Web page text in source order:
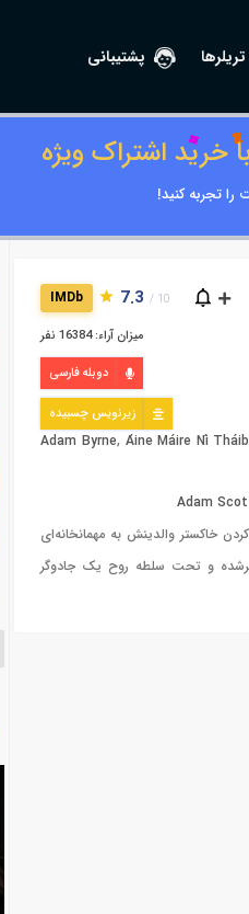
تریلرها پشتیبانی
خرید اشتراک ویژه
را تجربه کنید!
10 /
7.3
IMDb
میزان آراء: 16384 نفر
دوبله فارسی
زیرنویس چسبیده
Adam Byrne, Áine Máire Ní
Adam
خاکستر والدینش به مهمانخانه‌ای
و تحت سلطه روح یک جادوگر